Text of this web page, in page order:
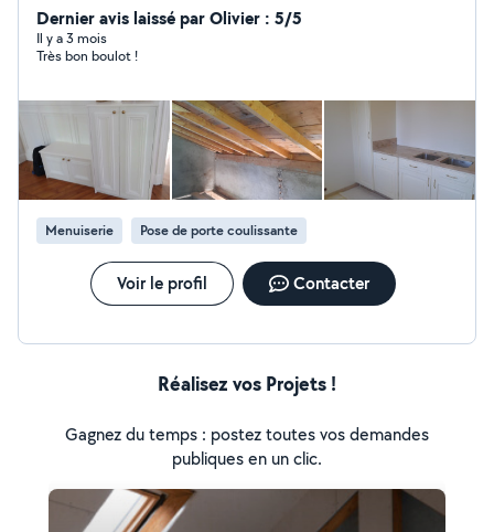
parquet porte fenêtre etc.terrasses bois .
Dernier avis laissé par Olivier : 5/5
Il y a 3 mois
Très bon boulot !
Menuiserie Pose de porte coulissante
Voir le profil Contacter
Réalisez vos Projets !
Gagnez du temps : postez toutes vos demandes
publiques en un clic.